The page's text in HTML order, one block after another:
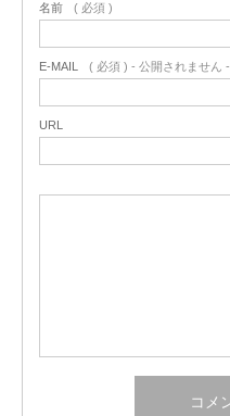
名前 ( 必須 )
E-MAIL ( 必須 ) - 公開されません -
URL